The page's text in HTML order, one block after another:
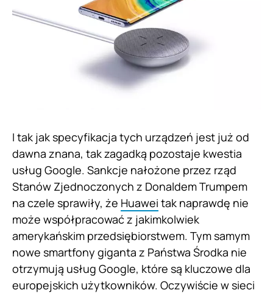
I tak jak specyfikacja tych urządzeń jest już od
dawna znana, tak zagadką pozostaje kwestia
usług Google. Sankcje nałożone przez rząd
Stanów Zjednoczonych z Donaldem Trumpem
na czele sprawiły, że Huawei tak naprawdę nie
może współpracować z jakimkolwiek
amerykańskim przedsiębiorstwem. Tym samym
nowe smartfony giganta z Państwa Środka nie
otrzymują usług Google, które są kluczowe dla
europejskich użytkowników. Oczywiście w sieci